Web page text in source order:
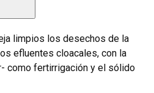
limpios los desechos de la
efluentes cloacales, con la
como fertirrigación y el sólido